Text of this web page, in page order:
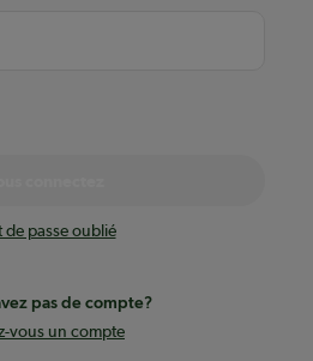
de passe oublié
pas de compte?
vous un compte